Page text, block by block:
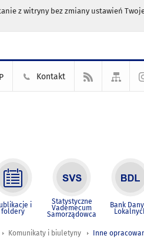
z witryny bez zmiany ustawień
Kontakt
i
foldery
Statystyczne
Vademecum
Samorządowca
Bank
Komunikaty i biuletyny Inne